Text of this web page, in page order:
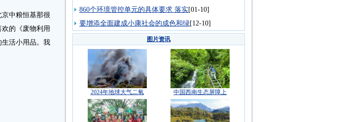
中粮恒基那很
的《废物利用
活小用品。我
860个环境管控单元的具体要求 落实[01-10]
要增添全面建成小康社会的成色和绿[12-10]
图片资讯
2024年地球大气二氧 中国西南生态屏障上